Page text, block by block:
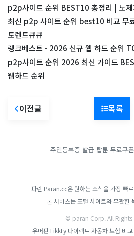
p2p사이트 순위 BEST10 총정리 | 노
최신 p2p 사이트 순위 best10 비교 무
토렌트큐큐
랭크베스트 - 2026 신규 웹 하드 순위
p2p사이트 순위 2026 최신 가이드
웹하드 순위
이전글 목록
주민등록증 발급 탑툰 무료쿠폰
파란 Paran.cc은 원하는 소식을 가장 빠
본 서비스는 포털 사이트와 무관한
© paran Corp. All Rights
유머판 LikkLy 다이렉트 자동차 보험 비교